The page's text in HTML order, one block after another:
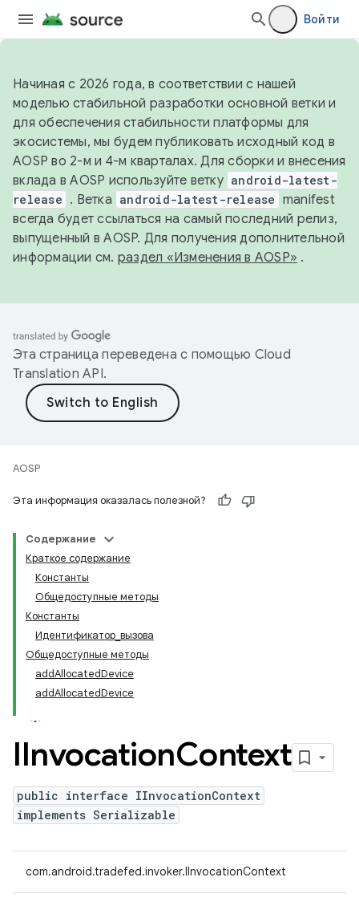
Войти
Начиная с 2026 года, в соответствии с нашей
моделью стабильной разработки основной ветки и
для обеспечения стабильности платформы для
экосистемы, мы будем публиковать исходный код в
AOSP во 2-м и 4-м кварталах. Для сборки и внесения
вклада в AOSP используйте ветку android-latest-
release . Ветка android-latest-release manifest
всегда будет ссылаться на самый последний релиз,
выпущенный в AOSP. Для получения дополнительной
информации см. раздел «Изменения в AOSP» .
Эта страница переведена с помощью Cloud
Translation API.
AOSP
Эта информация оказалась полезной?
Содержание
Краткое содержание
Константы
Общедоступные методы
Константы
Идентификатор_вызова
Общедоступные методы
addAllocatedDevice
addAllocatedDevice
IInvocationContext
public interface IInvocationContext
implements Serializable
com.android.tradefed.invoker.IInvocationContext